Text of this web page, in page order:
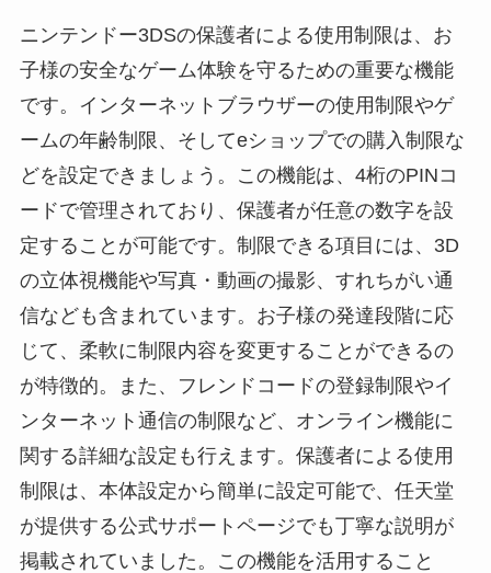
ニンテンドー3DSの保護者による使用制限は、お
子様の安全なゲーム体験を守るための重要な機能
です。インターネットブラウザーの使用制限やゲ
ームの年齢制限、そしてeショップでの購入制限な
どを設定できましょう。この機能は、4桁のPINコ
ードで管理されており、保護者が任意の数字を設
定することが可能です。制限できる項目には、3D
の立体視機能や写真・動画の撮影、すれちがい通
信なども含まれています。お子様の発達段階に応
じて、柔軟に制限内容を変更することができるの
が特徴的。また、フレンドコードの登録制限やイ
ンターネット通信の制限など、オンライン機能に
関する詳細な設定も行えます。保護者による使用
制限は、本体設定から簡単に設定可能で、任天堂
が提供する公式サポートページでも丁寧な説明が
掲載されていました。この機能を活用すること